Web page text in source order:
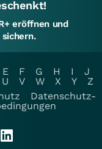
eröffnen und
E F G H I
J
U V W X Y
Z
Datenschutz-